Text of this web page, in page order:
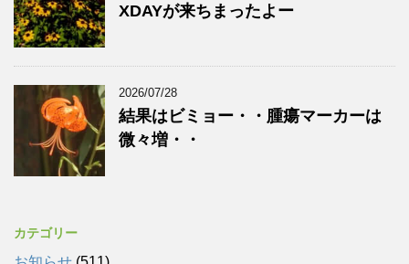
XDAYが来ちまったよー
2026/07/28
結果はビミョー・・腫瘍マーカーは
微々増・・
カテゴリー